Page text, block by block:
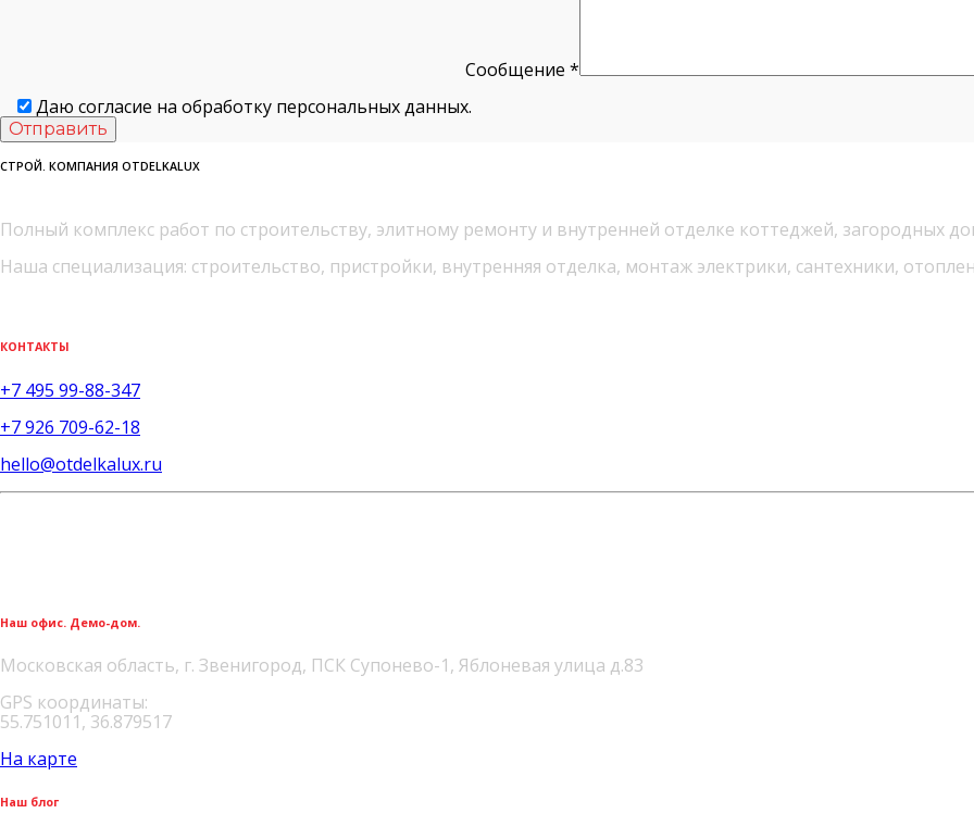
Сообщение *
Даю согласие на обработку персональных данных.
СТРОЙ. КОМПАНИЯ OTDELKALUX
Полный комплекс работ по строительству, элитному ремонту и внутренней отделке коттеджей, загородных
Наша специализация: строительство, пристройки, внутренняя отделка, монтаж электрики, сантехники,
КОНТАКТЫ
+7 495 99-88-347
+7 926 709-62-18
hello@otdelkalux.ru
Наш офис. Демо-дом.
Московская область, г. Звенигород, ПСК Супонево-1, Яблоневая улица д.83
GPS координаты:
55.751011, 36.879517
На карте
Наш блог